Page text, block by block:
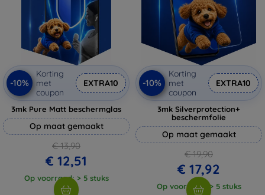
-10%
Korting
met
coupon
EXTRA10
3mk Pure Matt beschermglas
Op maat gemaakt
€ 13,90
€ 12,51
Op voorraad: > 5 stuks
-10%
Korting
met
coupon
EXTRA10
3mk Silverprotection+
beschermfolie
Op maat gemaakt
€ 19,90
€ 17,92
Op voorraad: > 5 stuks